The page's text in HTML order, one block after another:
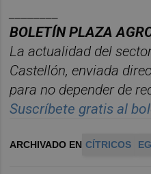
BOLETÍN PLAZA
La actualidad del
Castellón, enviada
para no depender de
Suscríbete gratis al
ARCHIVADO EN CÍTRICOS